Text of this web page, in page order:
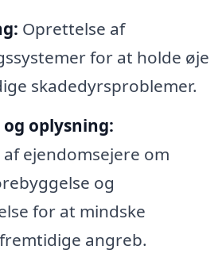
Oprettelse af
for at holde øje
skadedyrsproblemer.
oplysning:
ejendomsejere om
og
for at mindske
angreb.